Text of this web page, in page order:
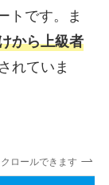
トです。ま
から上級者
れていま
ロールできます